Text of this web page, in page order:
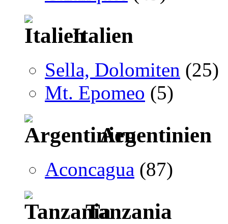
Italien
Sella, Dolomiten (25)
Mt. Epomeo (5)
Argentinien
Aconcagua (87)
Tanzania